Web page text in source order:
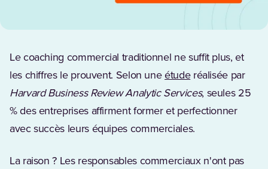
Le coaching commercial traditionnel ne suffit plus, et
les chiffres le prouvent. Selon uneétuderéalisée par
Harvard Business Review Analytic Services, seules 25
% des entreprises affirment former et perfectionner
avec succès leurs équipes commerciales.
La raison ? Les responsables commerciaux n'ont pas